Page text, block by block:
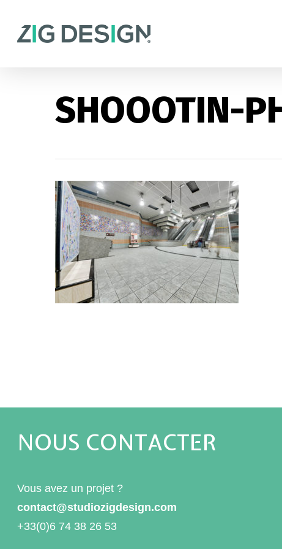
main
SHOOOTIN-
NOUS CONTACTER
Vous avez un projet ?
contact@studiozigdesign.com
+33(0)6 74 38 26 53